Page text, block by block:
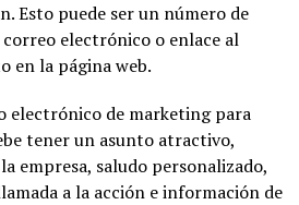
Esto puede ser un número de
electrónico o enlace al
en la página web.
electrónico de marketing para
tener un asunto atractivo,
empresa, saludo personalizado,
a la acción e información de